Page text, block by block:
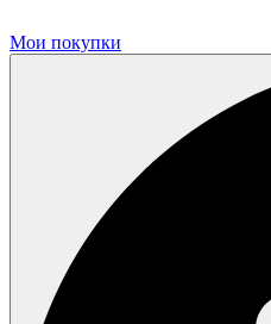
Мои покупки